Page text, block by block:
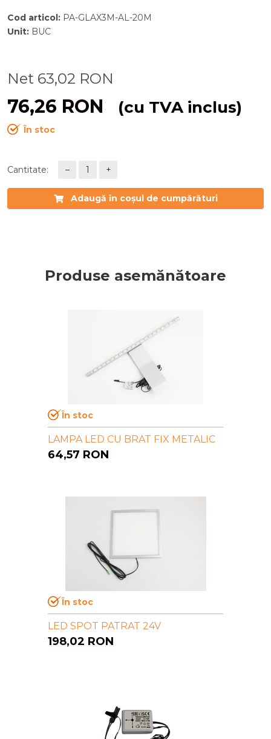
Cod articol : PA-GLAX3M-AL-20M
Unit: BUC
Net 63,02 RON
76,26 RON (cu TVA inclus)
În stoc
Cantitate: – 1 +
Adaugă în coșul de cumpărături
Produse asemănătoare
În stoc
LAMPA LED CU BRAT FIX METALIC
64,57 RON
În stoc
LED SPOT PATRAT 24V
198,02 RON